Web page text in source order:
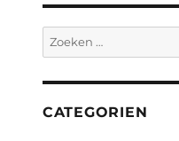
Zoeken
naar:
CATEGORIEN